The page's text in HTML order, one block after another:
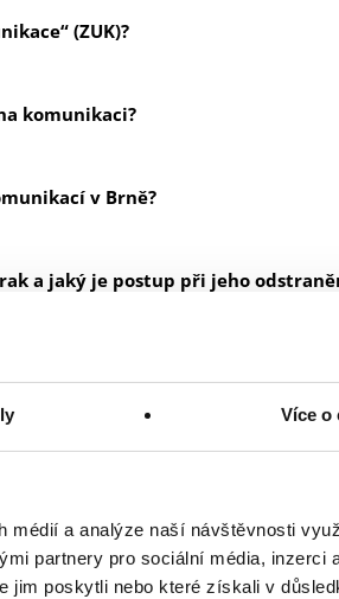
Více o
médií a analýze naší návštěvnosti
partnery pro sociální média, inzerci
jim poskytli nebo které získali v
(ZUK)?
komunikaci?
v Brně?
a jaký je postup při jeho
vozidel z komunikací, která mají